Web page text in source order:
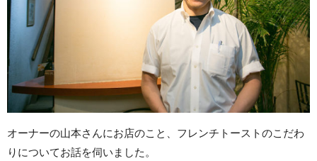
オーナーの山本さんにお店のこと、フレンチトーストのこだわ
りについてお話を伺いました。